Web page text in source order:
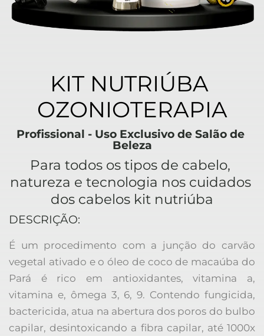
KIT NUTRIÚBA
OZONIOTERAPIA
Profissional - Uso Exclusivo de Salão de
Beleza
Para todos os tipos de cabelo,
natureza e tecnologia nos cuidados
dos cabelos kit nutriúba
DESCRIÇÃO:
É um procedimento com a junção do carvão
vegetal ativado e o óleo de coco de macaúba do
Pará é rico em antioxidantes, vitamina a,
vitamina e, ômega 3, 6, 9. Contendo fungicida,
bactericida, atua na abertura dos poros do bulbo
capilar, desintoxicando a fibra capilar, até 1000x